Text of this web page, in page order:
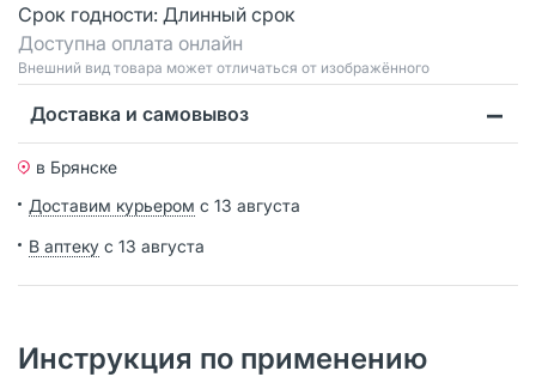
Срок годности: Длинный срок
Доступна оплата онлайн
Bнешний вид товара может отличаться от изображённого
Доставка и самовывоз
в Брянске
Доставим курьером с 13 августа
В аптеку с 13 августа
Инструкция по применению